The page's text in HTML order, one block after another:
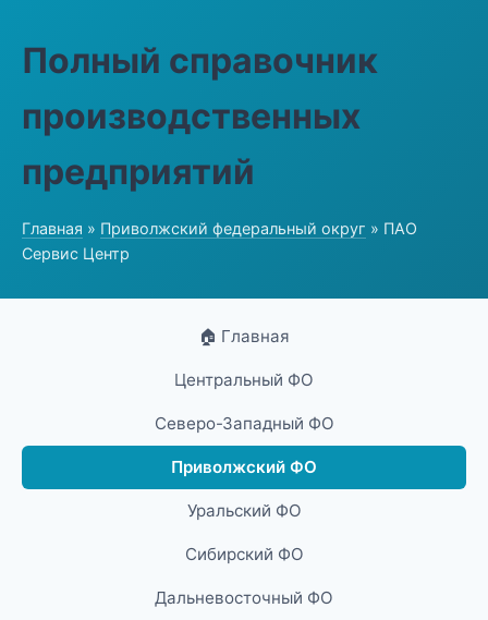
Полный справочник
производственных
предприятий
Главная » Приволжский федеральный округ » ПАО
Сервис Центр
🏠 Главная
Центральный ФО
Северо-Западный ФО
Приволжский ФО
Уральский ФО
Сибирский ФО
Дальневосточный ФО